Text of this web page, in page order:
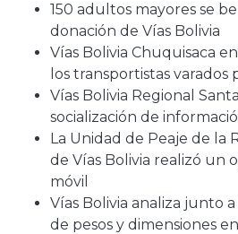
150 adultos mayores se
donación de Vías Bolivia
Vías Bolivia Chuquisaca
los transportistas
Vías Bolivia Regional
socialización de
La Unidad de Peaje de la
de Vías Bolivia realizó un
móvil
Vías Bolivia analiza junto
de pesos y dimensiones